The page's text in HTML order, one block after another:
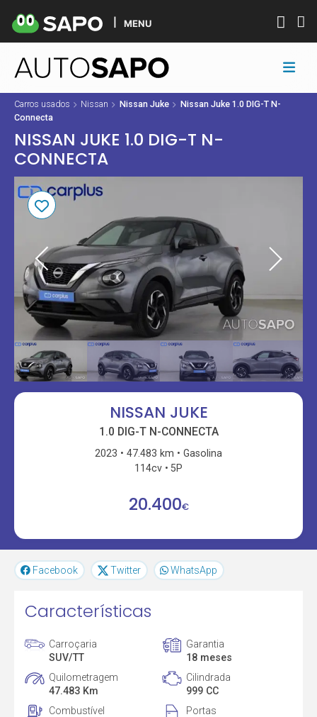
MENU
Carros usados Nissan Nissan Juke
Nissan Juke 1.0 DIG-T N-
Connecta
NISSAN JUKE 1.0 DIG-T N-
CONNECTA
NISSAN JUKE
1.0 DIG-T N-CONNECTA
2023 47.483 km
Gasolina
114cv
5P
20.400€
Facebook Twitter WhatsApp
Características
Carroçaria
SUV/TT
Garantia
18 meses
Quilometragem
47.483 Km
Cilindrada
999 CC
Combustível
Portas